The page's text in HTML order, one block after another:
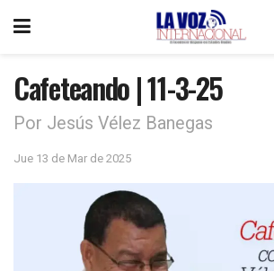
Cafeteando | 11-3-25
Por Jesús Vélez Banegas
Jue 13 de Mar de 2025